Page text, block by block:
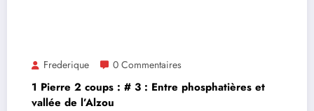
Frederique 0 Commentaires
1 Pierre 2 coups : # 3 : Entre phosphatières et
vallée de l’Alzou